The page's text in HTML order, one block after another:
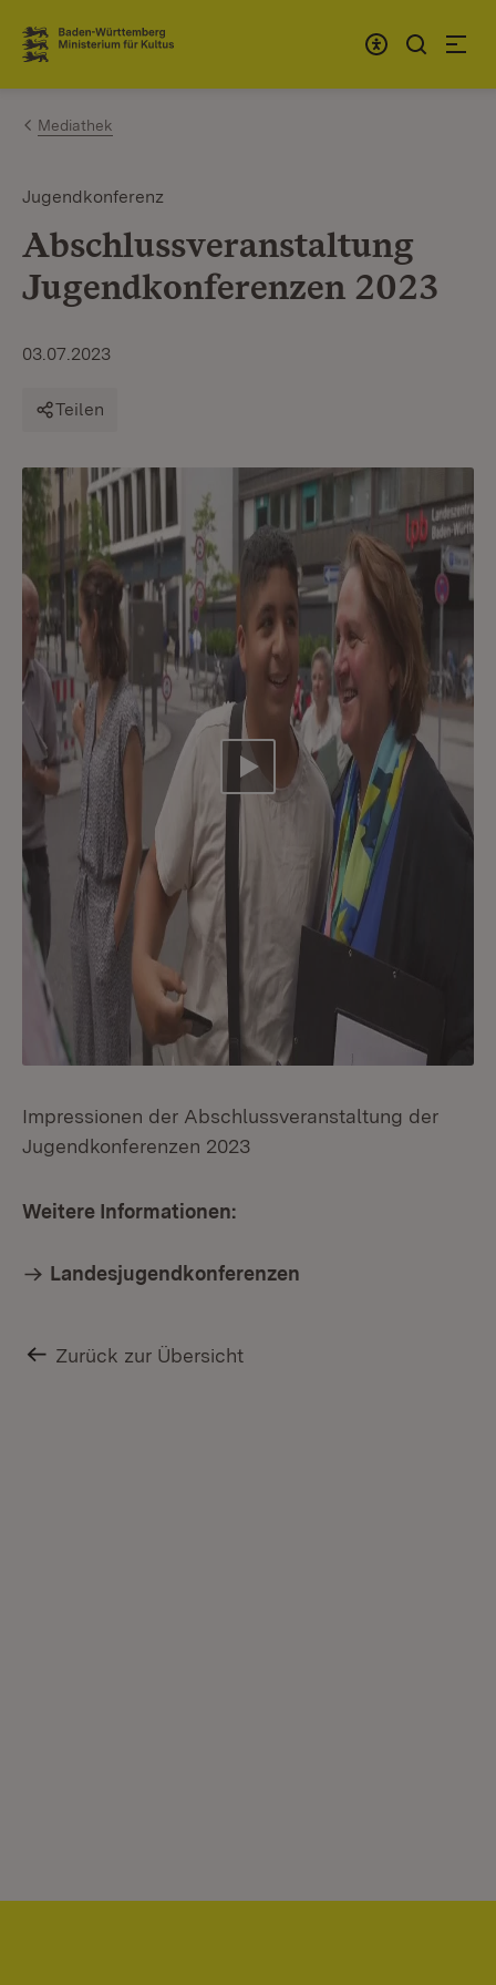
Zum Inhalt springen
Link zur Startseite
Mediathek
Jugendkonferenz
Abschlussveranstaltung
Jugendkonferenzen 2023
03.07.2023
Teilen
Video abspielen
Impressionen der Abschlussveranstaltung der
Jugendkonferenzen 2023
Weitere Informationen:
Landesjugendkonferenzen
Zurück zur Übersicht